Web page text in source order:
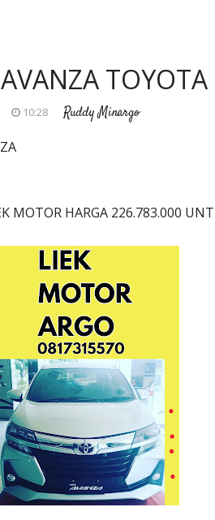
TOYOTA
10:28 Ruddy Minargo
MOTOR HARGA 226.783.000